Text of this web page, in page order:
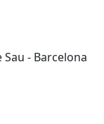
Sau - Barcelona